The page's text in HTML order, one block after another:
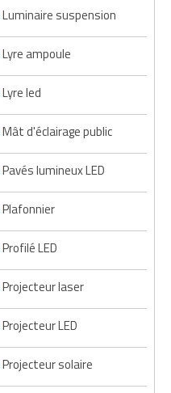
Luminaire suspension
Lyre ampoule
Lyre led
Mât d'éclairage public
Pavés lumineux LED
Plafonnier
Profilé LED
Projecteur laser
Projecteur LED
Projecteur solaire